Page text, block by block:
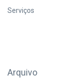
Serviços
Arquivo